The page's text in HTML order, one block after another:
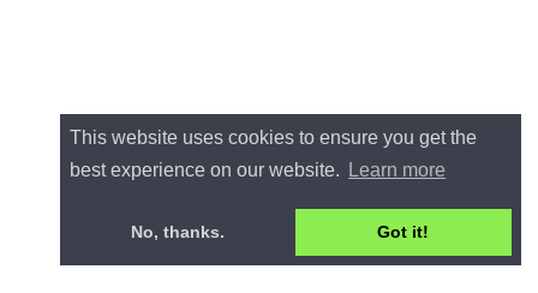
This website uses cookies to ensure you get the
best experience on our website.
Learn more
No, thanks. Got it!